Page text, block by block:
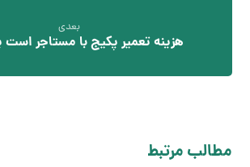
بعدی
هزینه تعمیر پکیج با مستاجر است
مطالب مرتبط